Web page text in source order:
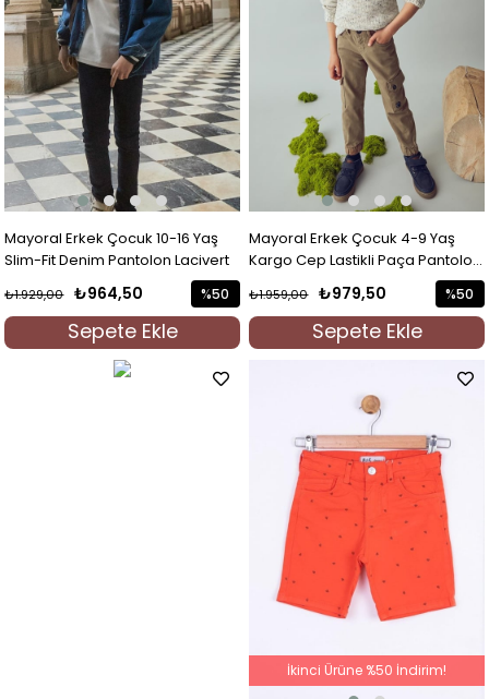
Mayoral Erkek Çocuk 10-16 Yaş
Slim-Fit Denim Pantolon Lacivert
₺964,50
₺1.929,00
Sepete Ekle
%50
İndirim
%50İndirim
Mayoral Erkek Çocuk 4-9 Yaş
Kargo Cep Lastikli Paça Pantolon
₺979,50
₺1.959,00
Sepete Ekle
%50
İndirim
İkinci Ürüne %50 İndirim!